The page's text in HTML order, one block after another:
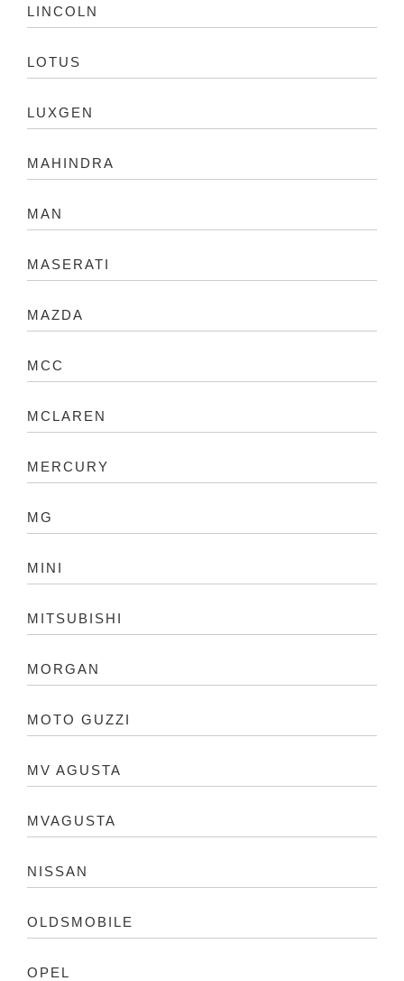
LINCOLN
LOTUS
LUXGEN
MAHINDRA
MAN
MASERATI
MAZDA
MCC
MCLAREN
MERCURY
MG
MINI
MITSUBISHI
MORGAN
MOTO GUZZI
MV AGUSTA
MVAGUSTA
NISSAN
OLDSMOBILE
OPEL